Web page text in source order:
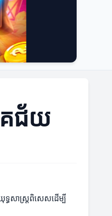
គជ័យ
ទ្ធសាស្ត្រពិសេសដើម្បី